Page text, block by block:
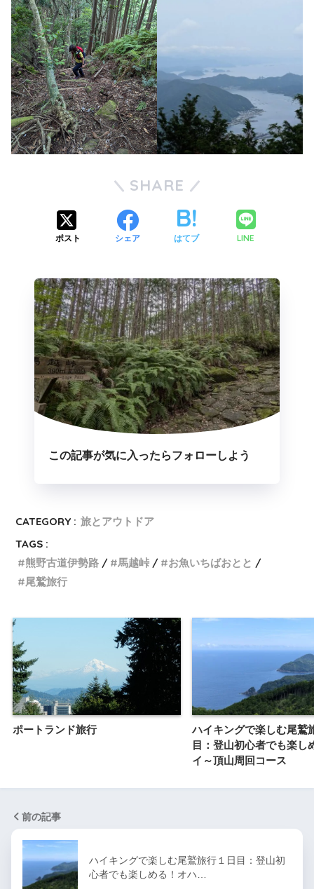
SHARE
ポスト シェア はてブ LINE
この記事が気に入ったらフォローしよう
CATEGORY : 旅とアウトドア
TAGS :
熊野古道伊勢路
馬越峠
お魚いちばおとと
尾鷲旅行
ポートランド旅行
ハイキングで楽しむ尾鷲
目：登山初心者でも楽し
イ～頂山周回コース
前の記事
ハイキングで楽しむ尾鷲旅行１日目：登山初
心者でも楽しめる！オハ…